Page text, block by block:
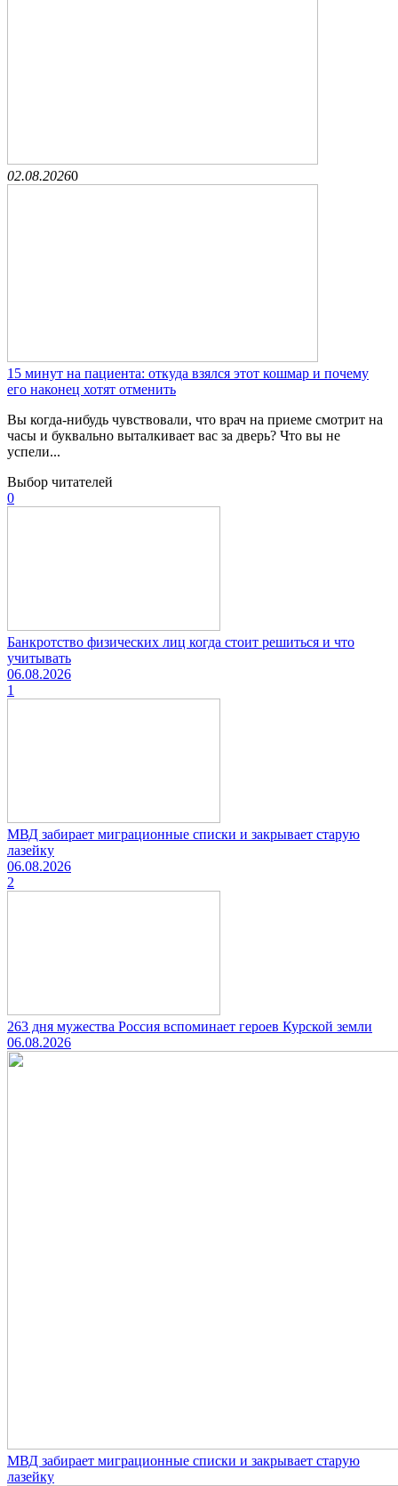
02.08.20260
15 минут на пациента: откуда взялся этот кошмар и почему
его наконец хотят отменить
Вы когда-нибудь чувствовали, что врач на приеме смотрит на
часы и буквально выталкивает вас за дверь? Что вы не
успели...
Выбор читателей
0
Банкротство физических лиц когда стоит решиться и что
учитывать
06.08.2026
1
МВД забирает миграционные списки и закрывает старую
лазейку
06.08.2026
2
263 дня мужества Россия вспоминает героев Курской земли
06.08.2026
МВД забирает миграционные списки и закрывает старую
лазейку